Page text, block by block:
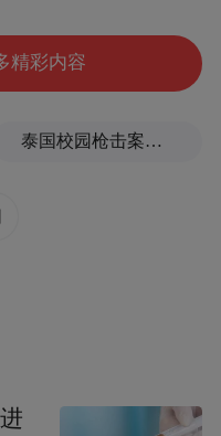
精彩内容
泰国校园枪击案致9死，枪手父亲道歉